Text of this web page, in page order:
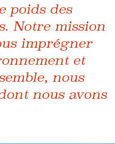
poids des
Notre mission
imprégner
et
nous
nous avons